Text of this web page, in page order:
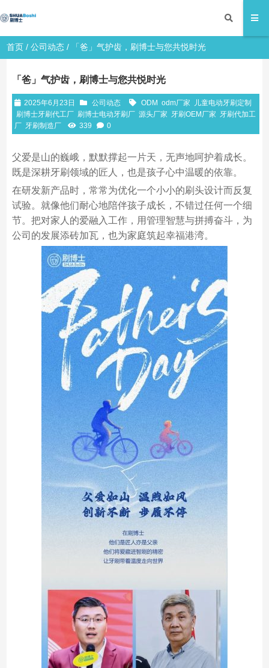
首页 /公司动态 / 「爸」气护齿，刷博士与您共悦时光
「爸」气护齿，刷博士与您共悦时光
2025年6月23日 公司动态 ODM odm厂家
儿童电动牙刷定制
刷博士牙刷代工厂 刷博士电动牙刷厂 源头厂家 牙刷OEM厂家 牙刷代加工
厂 牙刷制造厂 339 0
父爱是山的巍峨，默默撑起一片天，无声地呵护着成长。
既是深耕牙刷领域的匠人，也是孩子心中温暖的依靠。
在研发新产品时，常常为优化一个小小的刷头设计而反复
试验。就像他们耐心地陪伴孩子成长，不错过任何一个细
节。把对家人的爱融入工作，用管理智慧与拼搏奋斗，为
公司的发展添砖加瓦，也为家庭筑起幸福港湾。